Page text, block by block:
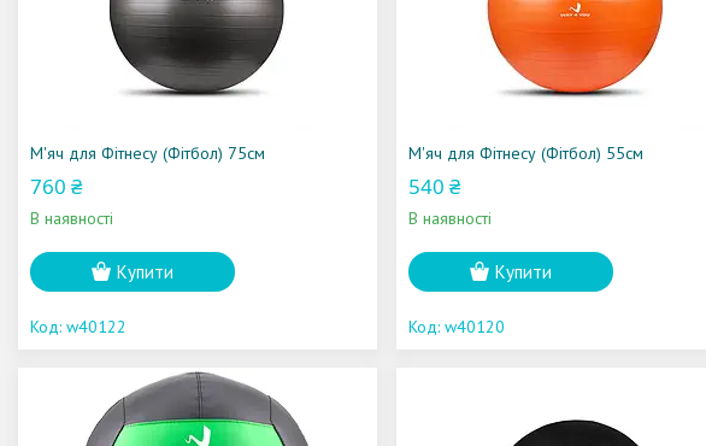
М'яч для Фітнесу (Фітбол) 75см
760 ₴
В наявності
Купити
w40122
М'яч для Фітнесу (Фітбол) 55см
540 ₴
В наявності
Купити
w40120